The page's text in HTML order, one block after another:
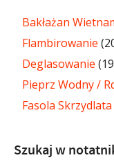
Bakłażan
Flambirowanie
Deglasowanie
Pieprz Wodny /
Fasola
Szukaj w